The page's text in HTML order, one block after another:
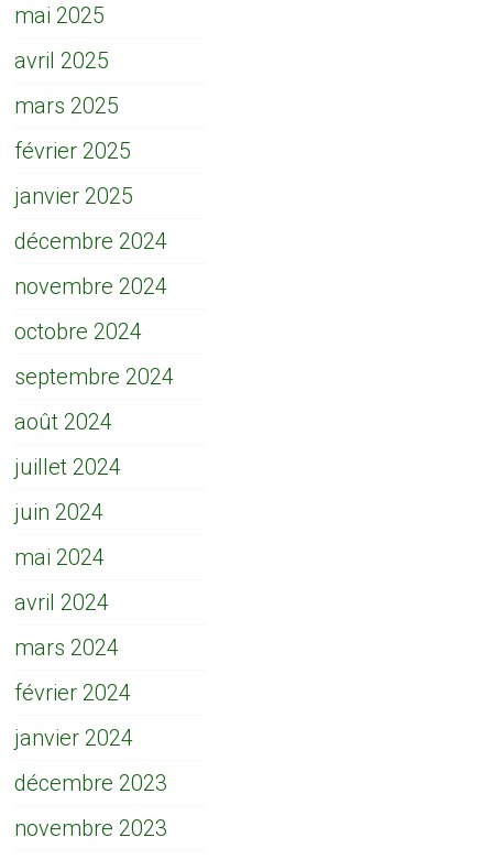
mai 2025
avril 2025
mars 2025
février 2025
janvier 2025
décembre 2024
novembre 2024
octobre 2024
septembre 2024
août 2024
juillet 2024
juin 2024
mai 2024
avril 2024
mars 2024
février 2024
janvier 2024
décembre 2023
novembre 2023